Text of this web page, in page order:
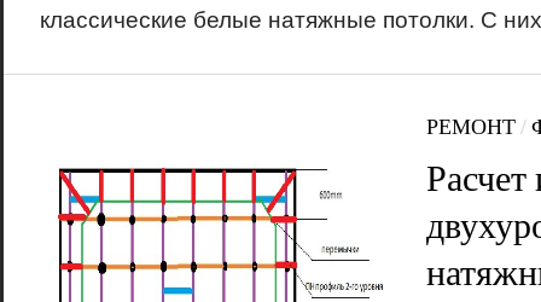
классические белые натяжные потолки. С
РЕМОНТ/
Расчет